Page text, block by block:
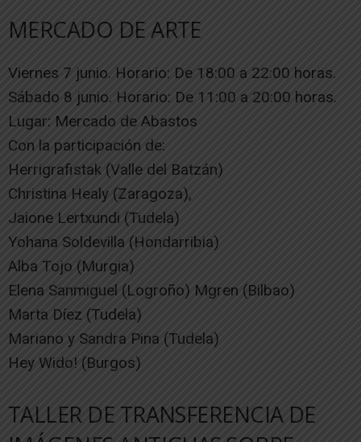
MERCADO DE ARTE
Viernes 7 junio. Horario: De 18:00 a 22:00 horas.
Sábado 8 junio. Horario: De 11:00 a 20:00 horas.
Lugar: Mercado de Abastos
Con la participación de:
Herrigrafistak (Valle del Batzán)
Christina Healy (Zaragoza),
Jaione Lertxundi (Tudela)
Yohana Soldevilla (Hondarribia)
Alba Tojo (Murgia)
Elena Sanmiguel (Logroño) Mgren (Bilbao)
Marta Díez (Tudela)
Mariano y Sandra Pina (Tudela)
Hey Wido! (Burgos)
TALLER DE TRANSFERENCIA DE